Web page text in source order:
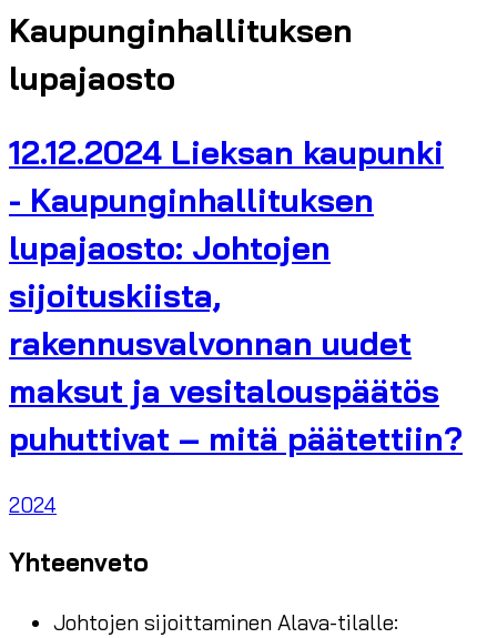
Kaupunginhallituksen
lupajaosto
12.12.2024 Lieksan kaupunki
- Kaupunginhallituksen
lupajaosto: Johtojen
sijoituskiista,
rakennusvalvonnan uudet
maksut ja vesitalouspäätös
puhuttivat – mitä päätettiin?
2024
Yhteenveto
Johtojen sijoittaminen Alava-tilalle: